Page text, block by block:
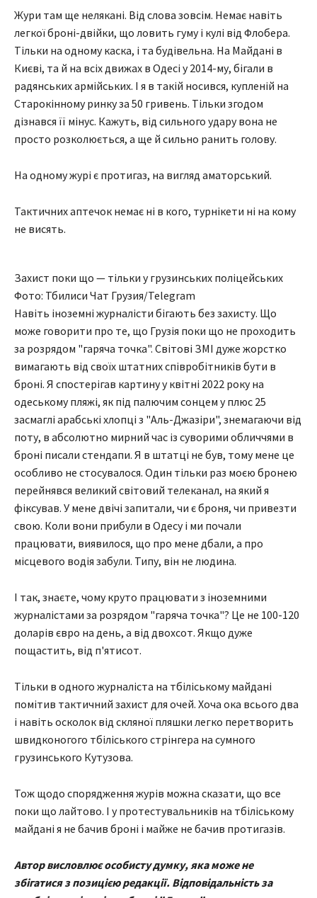
Жури там ще нелякані. Від слова зовсім. Немає навіть
легкої броні-двійки, що ловить гуму і кулі від Флобера.
Тільки на одному каска, і та будівельна. На Майдані в
Києві, та й на всіх движах в Одесі у 2014-му, бігали в
радянських армійських. І я в такій носився, купленій на
Старокінному ринку за 50 гривень. Тільки згодом
дізнався її мінус. Кажуть, від сильного удару вона не
просто розколюється, а ще й сильно ранить голову.
На одному журі є протигаз, на вигляд аматорський.
Тактичних аптечок немає ні в кого, турнікети ні на кому
не висять.
Захист поки що — тільки у грузинських поліцейських
Фото: Тбилиси Чат Грузия/Telegram
Навіть іноземні журналісти бігають без захисту. Що
може говорити про те, що Грузія поки що не проходить
за розрядом "гаряча точка". Світові ЗМІ дуже жорстко
вимагають від своїх штатних співробітників бути в
броні. Я спостерігав картину у квітні 2022 року на
одеському пляжі, як під палючим сонцем у плюс 25
засмаглі арабські хлопці з "Аль-Джазіри", знемагаючи від
поту, в абсолютно мирний час із суворими обличчями в
броні писали стендапи. Я в штатці не був, тому мене це
особливо не стосувалося. Один тільки раз моєю бронею
перейнявся великий світовий телеканал, на який я
фіксував. У мене двічі запитали, чи є броня, чи привезти
свою. Коли вони прибули в Одесу і ми почали
працювати, виявилося, що про мене дбали, а про
місцевого водія забули. Типу, він не людина.
І так, знаєте, чому круто працювати з іноземними
журналістами за розрядом "гаряча точка"? Це не 100-120
доларів євро на день, а від двохсот. Якщо дуже
пощастить, від п'ятисот.
Тільки в одного журналіста на тбіліському майдані
помітив тактичний захист для очей. Хоча ока всього два
і навіть осколок від скляної пляшки легко перетворить
швидконогого тбіліського стрінгера на сумного
грузинського Кутузова.
Тож щодо спорядження журів можна сказати, що все
поки що лайтово. І у протестувальників на тбіліському
майдані я не бачив броні і майже не бачив протигазів.
Автор висловлює особисту думку, яка може не
збігатися з позицією редакції. Відповідальність за